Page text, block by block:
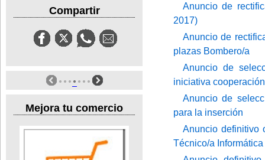
Compartir
Mejora tu comercio
Anuncio de
2017)
Anuncio de
plazas Bombero/a
Anuncio de
iniciativa
Anuncio de
para la inserción
Anuncio definitivo
Técnico/a Informática